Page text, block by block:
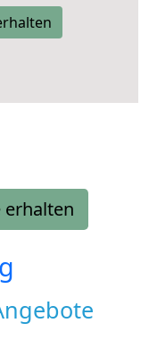
erhalten